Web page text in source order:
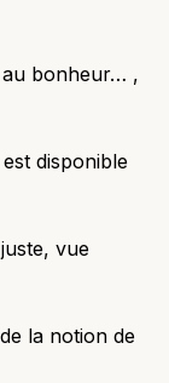
au bonheur… ,
disponible
vue
la notion de